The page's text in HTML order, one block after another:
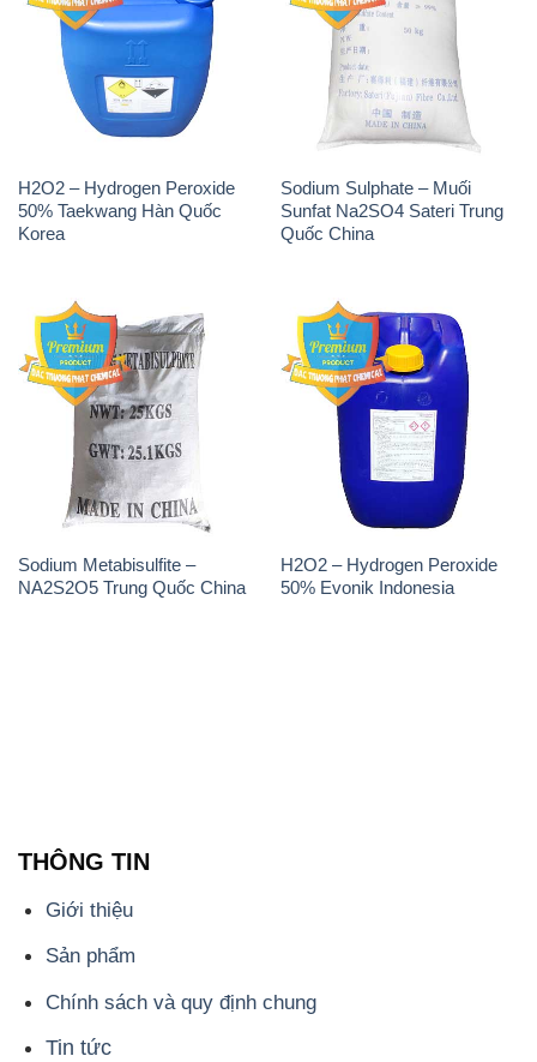
H2O2 – Hydrogen Peroxide
50% Taekwang Hàn Quốc
Korea
Sodium Sulphate – Muối
Sunfat Na2SO4 Sateri Trung
Quốc China
Sodium Metabisulfite –
NA2S2O5 Trung Quốc China
H2O2 – Hydrogen Peroxide
50% Evonik Indonesia
THÔNG TIN
Giới thiệu
Sản phẩm
Chính sách và quy định chung
Tin tức